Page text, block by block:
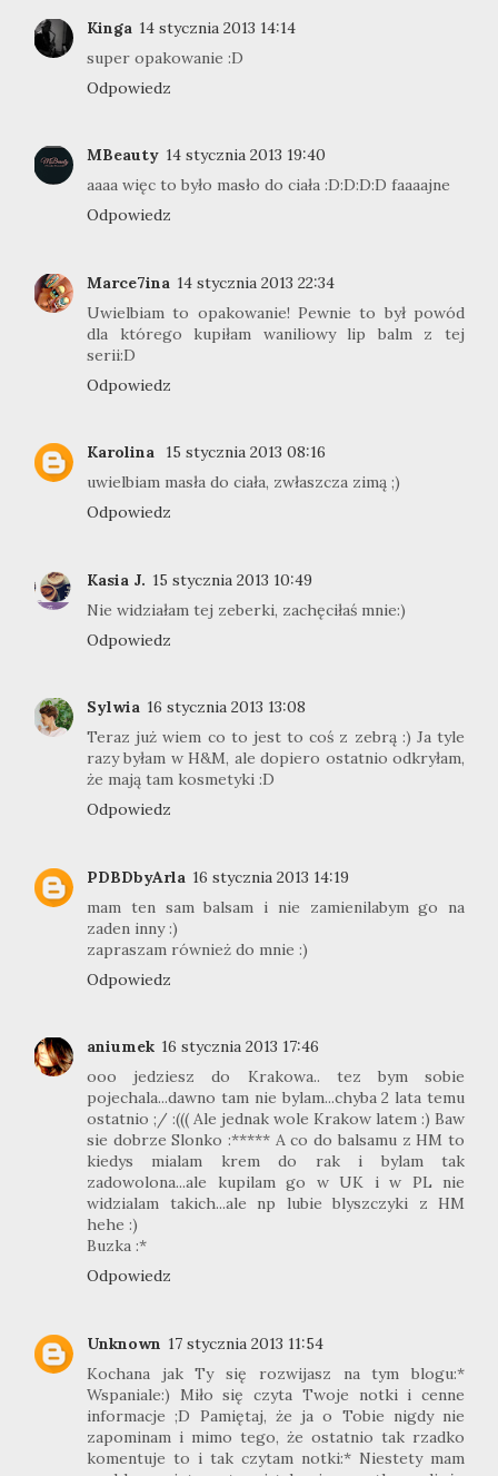
Kinga 14 stycznia 2013 14:14
super opakowanie :D
Odpowiedz
MBeauty 14 stycznia 2013 19:40
aaaa więc to było masło do ciała :D:D:D:D faaaajne
Odpowiedz
Marce7ina 14 stycznia 2013 22:34
Uwielbiam to opakowanie! Pewnie to był powód
dla którego kupiłam waniliowy lip balm z tej
serii:D
Odpowiedz
Karolina
15 stycznia 2013 08:16
uwielbiam masła do ciała, zwłaszcza zimą ;)
Odpowiedz
Kasia J. 15 stycznia 2013 10:49
Nie widziałam tej zeberki, zachęciłaś mnie:)
Odpowiedz
Sylwia 16 stycznia 2013 13:08
Teraz już wiem co to jest to coś z zebrą :) Ja tyle
razy byłam w H&M, ale dopiero ostatnio odkryłam,
że mają tam kosmetyki :D
Odpowiedz
PDBDbyArla 16 stycznia 2013 14:19
mam ten sam balsam i nie zamienilabym go na
zaden inny :)
zapraszam również do mnie :)
Odpowiedz
aniumek 16 stycznia 2013 17:46
ooo jedziesz do Krakowa.. tez bym sobie
pojechala...dawno tam nie bylam...chyba 2 lata temu
ostatnio ;/ :((( Ale jednak wole Krakow latem :) Baw
sie dobrze Slonko :***** A co do balsamu z HM to
kiedys mialam krem do rak i bylam tak
zadowolona...ale kupilam go w UK i w PL nie
widzialam takich...ale np lubie blyszczyki z HM
hehe :)
Buzka :*
Odpowiedz
Unknown 17 stycznia 2013 11:54
Kochana jak Ty się rozwijasz na tym blogu:*
Wspaniale:) Miło się czyta Twoje notki i cenne
informacje ;D Pamiętaj, że ja o Tobie nigdy nie
zapominam i mimo tego, że ostatnio tak rzadko
komentuje to i tak czytam notki:* Niestety mam